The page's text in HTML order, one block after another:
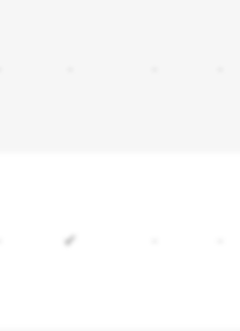
✔